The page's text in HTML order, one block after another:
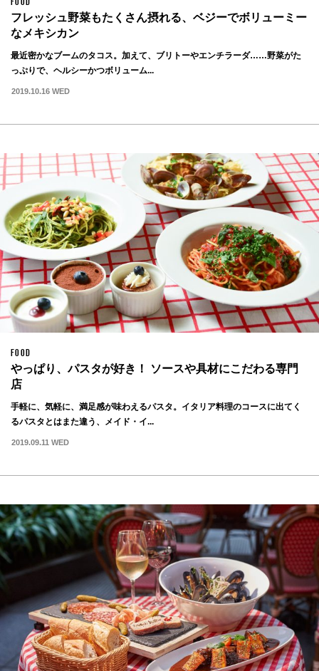
フレッシュ野菜もたくさん摂れる、ベジーでボリューミー
なメキシカン
最近密かなブームのタコス。加えて、ブリトーやエンチラーダ……野菜がた
っぷりで、ヘルシーかつボリューム...
2019.10.16 WED
FOOD
やっぱり、パスタが好き！ ソースや具材にこだわる専門
店
手軽に、気軽に、満足感が味わえるパスタ。イタリア料理のコースに出てく
るパスタとはまた違う、メイド・イ...
2019.09.11 WED